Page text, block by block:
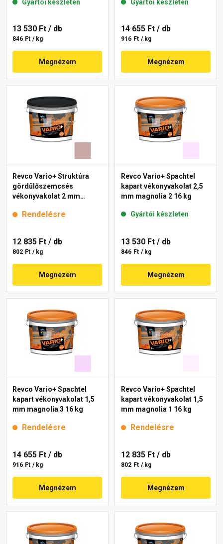
Gyártói készleten
13 530 Ft / db
846 Ft / kg
Megnézem
Gyártói készleten
14 655 Ft / db
916 Ft / kg
Megnézem
Revco Vario+ Struktúra
gördülőszemcsés
vékonyvakolat 2 mm
Rendelésre
12 835 Ft / db
802 Ft / kg
Megnézem
Revco Vario+ Spachtel
kapart vékonyvakolat 2,5
mm magnolia 2 16 kg
Gyártói készleten
13 530 Ft / db
846 Ft / kg
Megnézem
Revco Vario+ Spachtel
kapart vékonyvakolat 1,5
mm magnolia 3 16 kg
Rendelésre
14 655 Ft / db
916 Ft / kg
Megnézem
Revco Vario+ Spachtel
kapart vékonyvakolat 1,5
mm magnolia 1 16 kg
Rendelésre
12 835 Ft / db
802 Ft / kg
Megnézem